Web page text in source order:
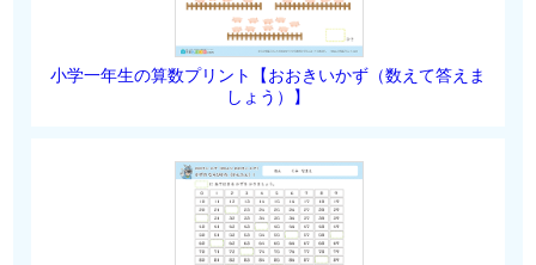
小学一年生の算数プリント【おおきいかず（数えて答えま
しょう）】